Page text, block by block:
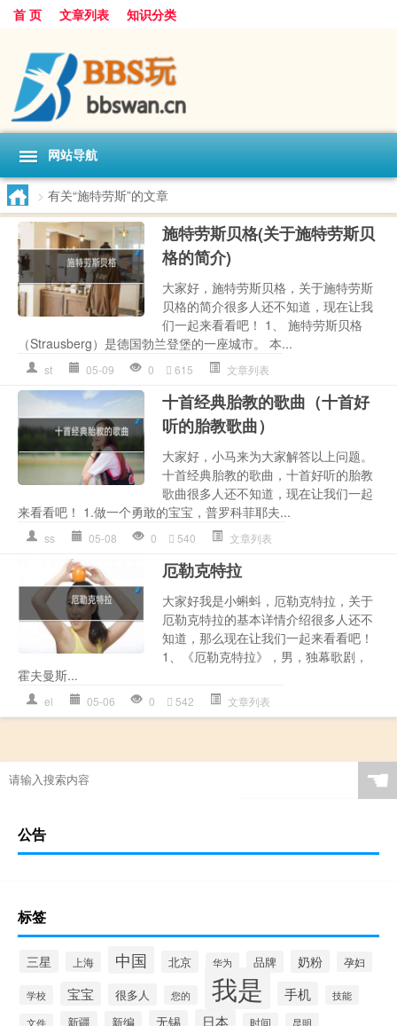
首 页 文章列表 知识分类
网站导航
> 有关“施特劳斯”的文章
施特劳斯贝格(关于施特劳斯贝
格的简介)
大家好，施特劳斯贝格，关于施特劳斯
贝格的简介很多人还不知道，现在让我
们一起来看看吧！ 1、 施特劳斯贝格
（Strausberg）是德国勃兰登堡的一座城市。 本...
st 05-09 0 615 文章列表
十首经典胎教的歌曲（十首好
听的胎教歌曲）
大家好，小马来为大家解答以上问题。
十首经典胎教的歌曲，十首好听的胎教
歌曲很多人还不知道，现在让我们一起
来看看吧！ 1.做一个勇敢的宝宝，普罗科菲耶夫...
ss 05-08 0 540 文章列表
厄勒克特拉
大家好我是小蝌蚪，厄勒克特拉，关于
厄勒克特拉的基本详情介绍很多人还不
知道，那么现在让我们一起来看看吧！
1、《厄勒克特拉》，男，独幕歌剧，
霍夫曼斯...
el 05-06 0 542 文章列表
☚
公告
标签
三星 上海 中国 北京 华为 品牌 奶粉 孕妇
学校 宝宝 很多人 您的 我是 手机 技能
文件 新疆 新编 无锡 日本 时间 昆明